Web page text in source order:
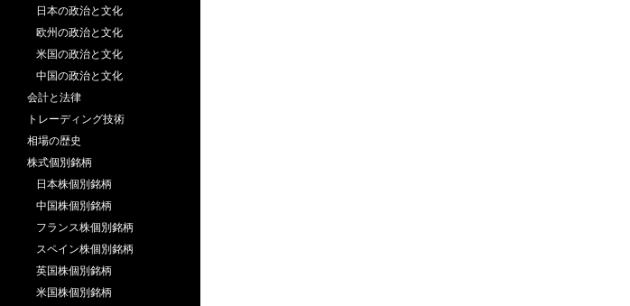
日本の政治と文化
欧州の政治と文化
米国の政治と文化
中国の政治と文化
会計と法律
トレーディング技術
相場の歴史
株式個別銘柄
日本株個別銘柄
中国株個別銘柄
フランス株個別銘柄
スペイン株個別銘柄
英国株個別銘柄
米国株個別銘柄